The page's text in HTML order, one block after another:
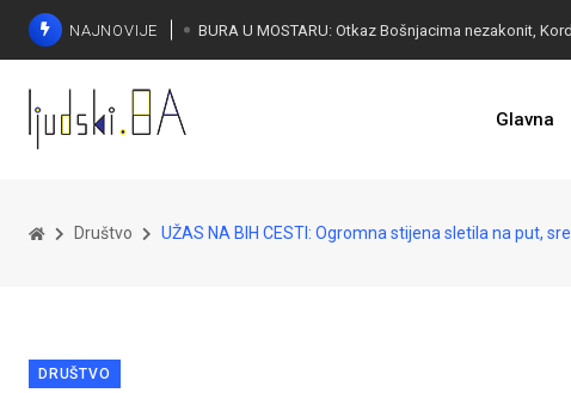
NAJNOVIJE
Glavna
Društvo UŽAS NA BIH CESTI: Ogromna stijena sletila na put,
DRUŠTVO